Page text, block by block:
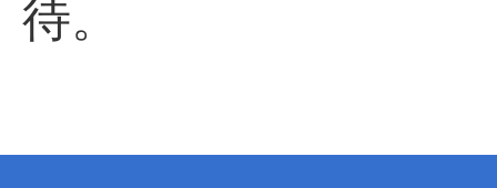
待。